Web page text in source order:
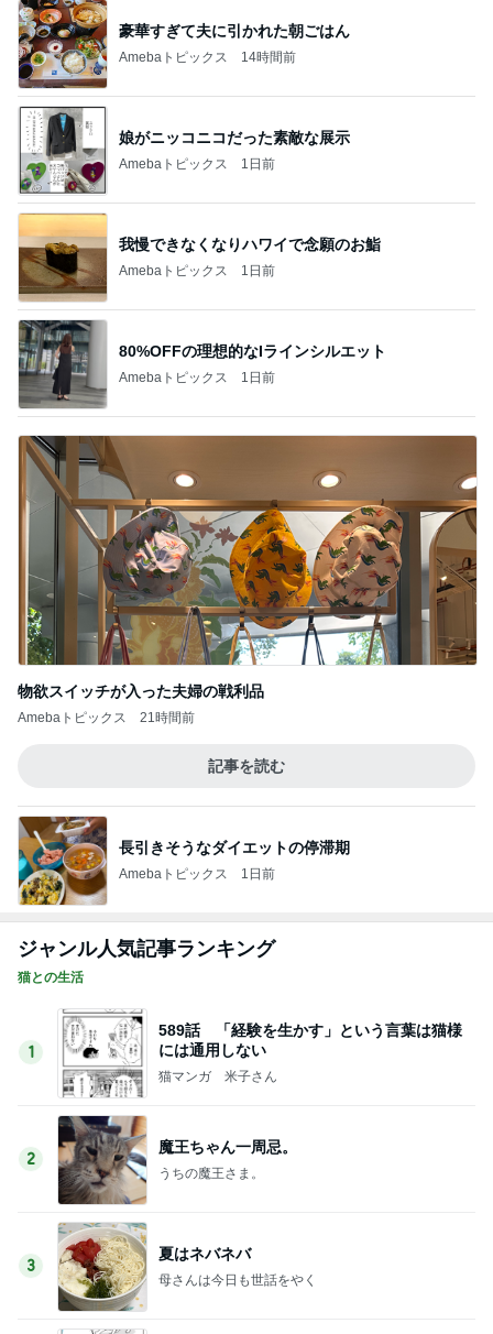
豪華すぎて夫に引かれた朝ごはん
Amebaトピックス 14時間前
娘がニッコニコだった素敵な展示
Amebaトピックス 1日前
我慢できなくなりハワイで念願のお鮨
Amebaトピックス 1日前
80%OFFの理想的なIラインシルエット
Amebaトピックス 1日前
物欲スイッチが入った夫婦の戦利品
Amebaトピックス 21時間前
記事を読む
長引きそうなダイエットの停滞期
Amebaトピックス 1日前
ジャンル人気記事ランキング
猫との生活
1
589話 「経験を生かす」という言葉は猫様
には通用しない
猫マンガ 米子さん
2
魔王ちゃん一周忌。
うちの魔王さま。
3
夏はネバネバ
母さんは今日も世話をやく